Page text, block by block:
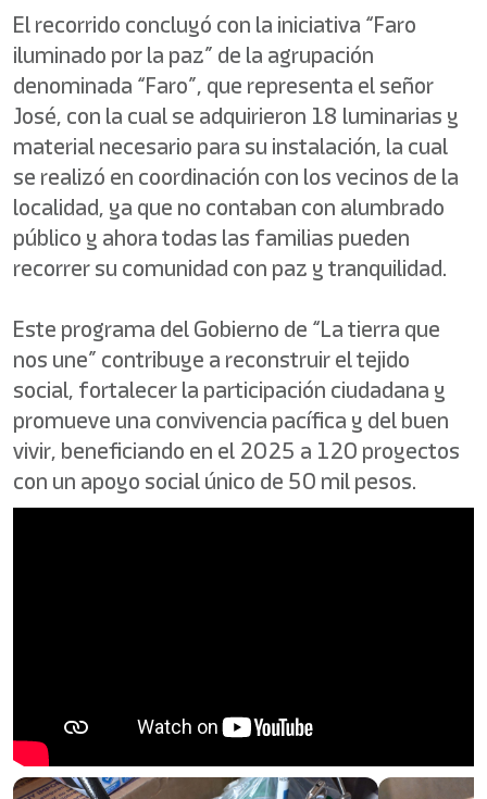
El recorrido concluyó con la iniciativa “Faro
iluminado por la paz” de la agrupación
denominada “Faro”, que representa el señor
José, con la cual se adquirieron 18 luminarias y
material necesario para su instalación, la cual
se realizó en coordinación con los vecinos de la
localidad, ya que no contaban con alumbrado
público y ahora todas las familias pueden
recorrer su comunidad con paz y tranquilidad.
Este programa del Gobierno de “La tierra que
nos une” contribuye a reconstruir el tejido
social, fortalecer la participación ciudadana y
promueve una convivencia pacífica y del buen
vivir, beneficiando en el 2025 a 120 proyectos
con un apoyo social único de 50 mil pesos.